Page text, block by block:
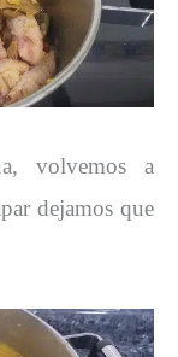
volvemos a
dejamos que